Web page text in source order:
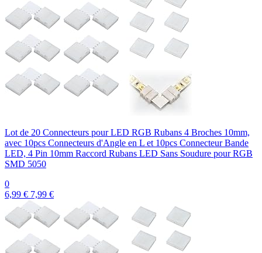
Lot de 20 Connecteurs pour LED RGB Rubans 4 Broches 10mm,
avec 10pcs Connecteurs d'Angle en L et 10pcs Connecteur Bande
LED, 4 Pin 10mm Raccord Rubans LED Sans Soudure pour RGB
SMD 5050
0
6,99 € 7,99 €